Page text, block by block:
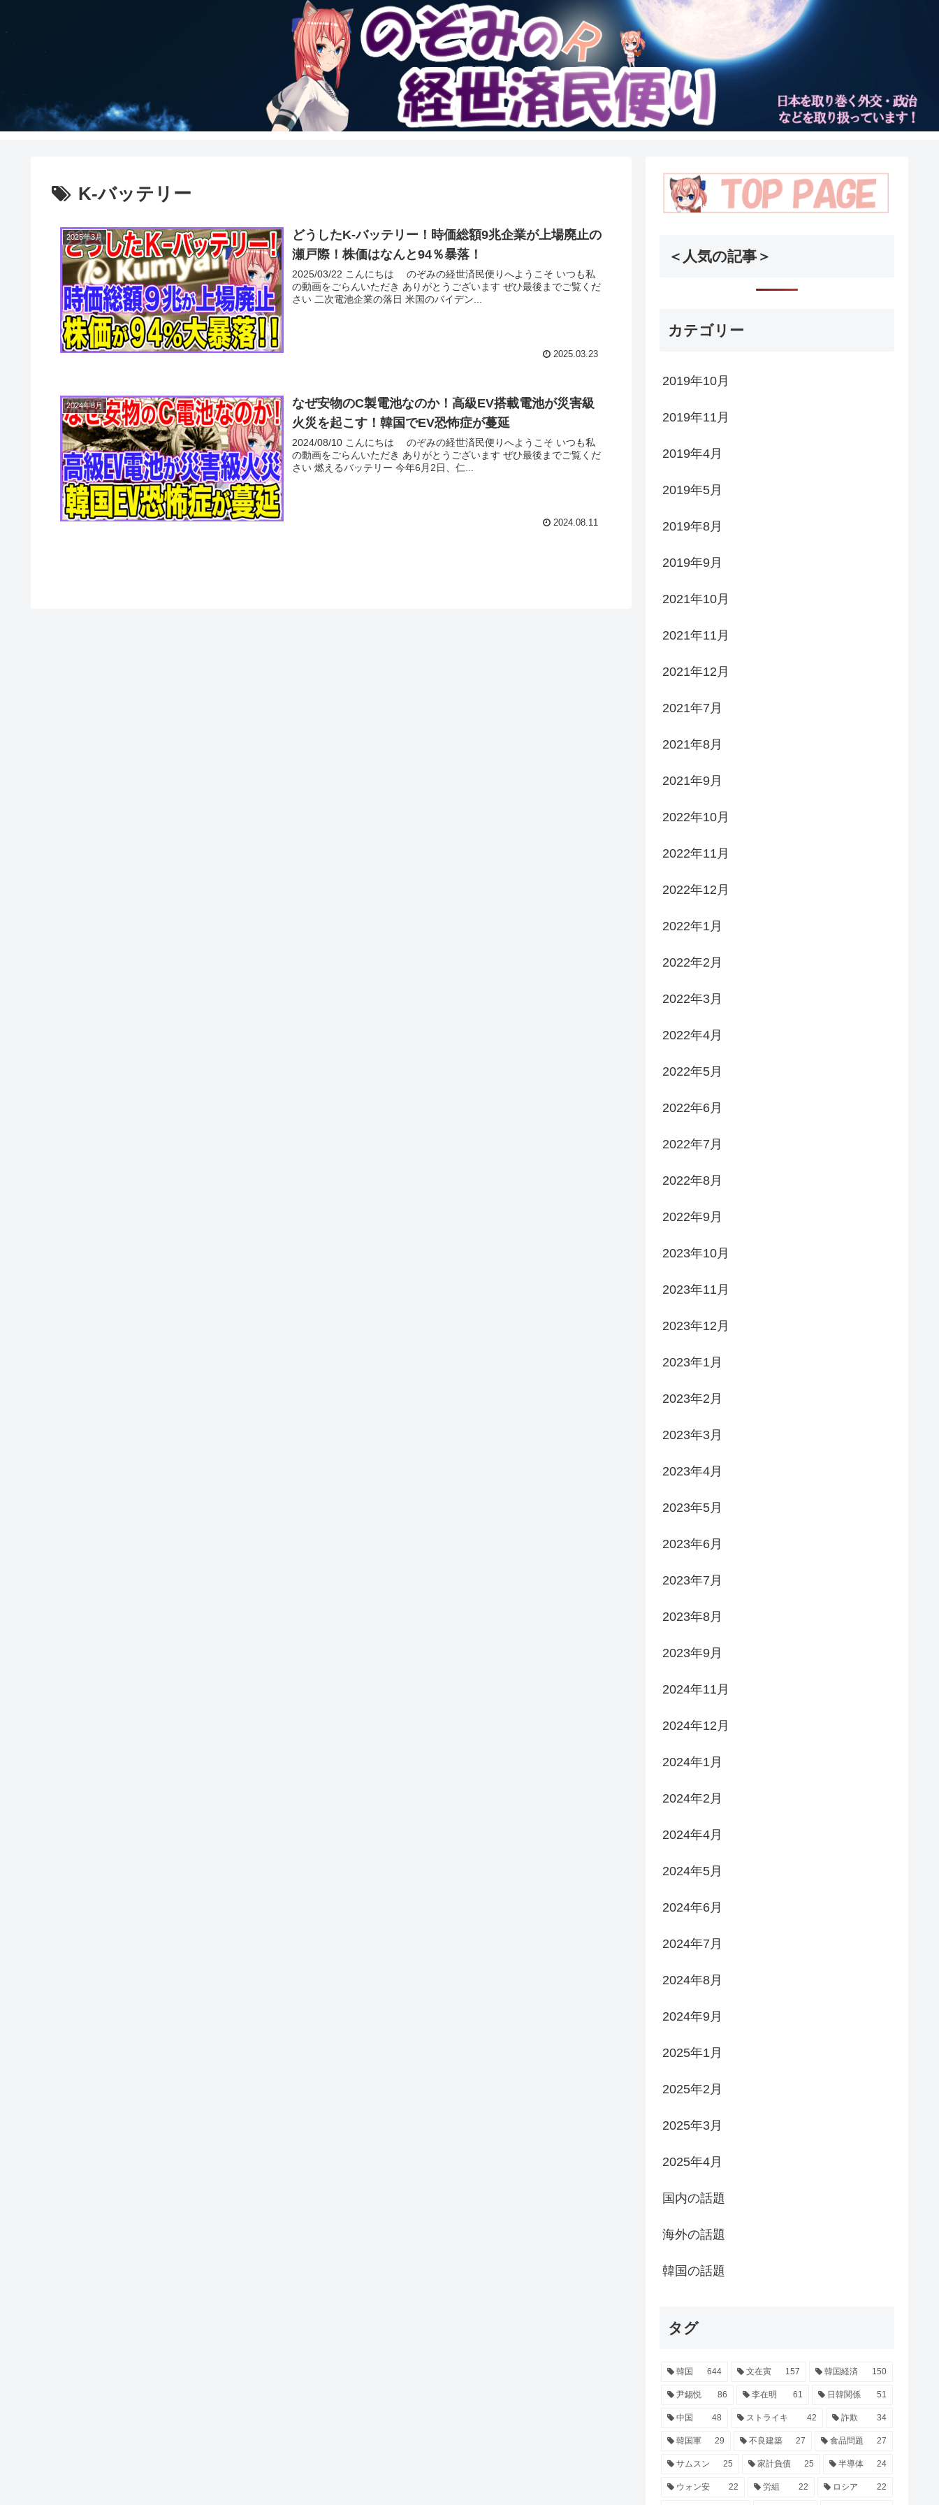
K-バッテリー
2025年3月
どうしたK-バッテリー！時価総額9兆企業が上場廃止の
瀬戸際！株価はなんと94％暴落！
2025/03/22 こんにちは のぞみの経世済民便りへようこそ いつも私
の動画をごらんいただき ありがとうございます ぜひ最後までご覧くだ
さい 二次電池企業の落日 米国のバイデン...
2025.03.23
2024年8月
なぜ安物のC製電池なのか！高級EV搭載電池が災害級
火災を起こす！韓国でEV恐怖症が蔓延
2024/08/10 こんにちは のぞみの経世済民便りへようこそ いつも私
の動画をごらんいただき ありがとうございます ぜひ最後までご覧くだ
さい 燃えるバッテリー 今年6月2日、仁...
2024.08.11
＜人気の記事＞
カテゴリー
2019年10月
2019年11月
2019年4月
2019年5月
2019年8月
2019年9月
2021年10月
2021年11月
2021年12月
2021年7月
2021年8月
2021年9月
2022年10月
2022年11月
2022年12月
2022年1月
2022年2月
2022年3月
2022年4月
2022年5月
2022年6月
2022年7月
2022年8月
2022年9月
2023年10月
2023年11月
2023年12月
2023年1月
2023年2月
2023年3月
2023年4月
2023年5月
2023年6月
2023年7月
2023年8月
2023年9月
2024年11月
2024年12月
2024年1月
2024年2月
2024年4月
2024年5月
2024年6月
2024年7月
2024年8月
2024年9月
2025年1月
2025年2月
2025年3月
2025年4月
国内の話題
海外の話題
韓国の話題
タグ
韓国 644 文在寅 157 韓国経済 150
尹錫悦 86 李在明 61 日韓関係 51
中国 48 ストライキ 42 詐欺 34
韓国軍 29 不良建築 27 食品問題 27
サムスン 25 家計負債 25 半導体 24
ウォン安 22 労組 22 ロシア 22